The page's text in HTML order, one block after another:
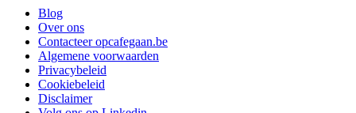
Blog
Over ons
Contacteer opcafegaan.be
Algemene voorwaarden
Privacybeleid
Cookiebeleid
Disclaimer